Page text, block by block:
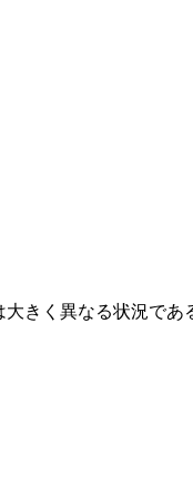
きく異なる状況であ